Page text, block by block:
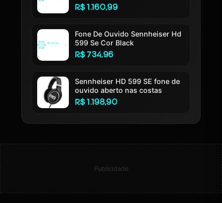
R$ 1.160,99
Fone De Ouvido Sennheiser Hd
599 Se Cor Black
R$ 734,96
Sennheiser HD 599 SE fone de
ouvido aberto nas costas
R$ 1.198,90
Publicidade